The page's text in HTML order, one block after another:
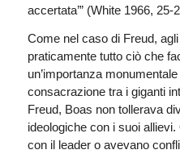
accertata’” (White 1966, 25-
Come nel caso di Freud,
praticamente tutto ciò che
un’importanza
consacrazione tra i giganti
Freud, Boas non tollerava
ideologiche con i suoi
con il leader o avevano